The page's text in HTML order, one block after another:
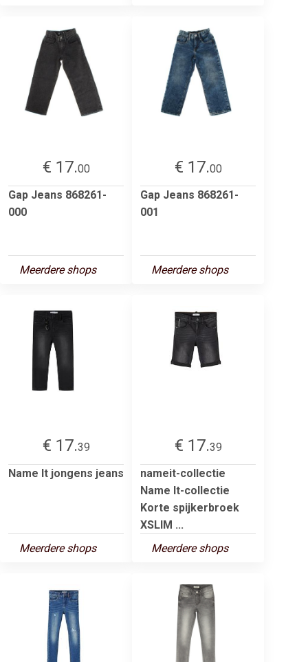
€ 17.00
Gap Jeans 868261-
000
Meerdere shops
€ 17.00
Gap Jeans 868261-
001
Meerdere shops
€ 17.39
Name It jongens jeans
Meerdere shops
€ 17.39
nameit-collectie
Name It-collectie
Korte spijkerbroek
XSLIM ...
Meerdere shops